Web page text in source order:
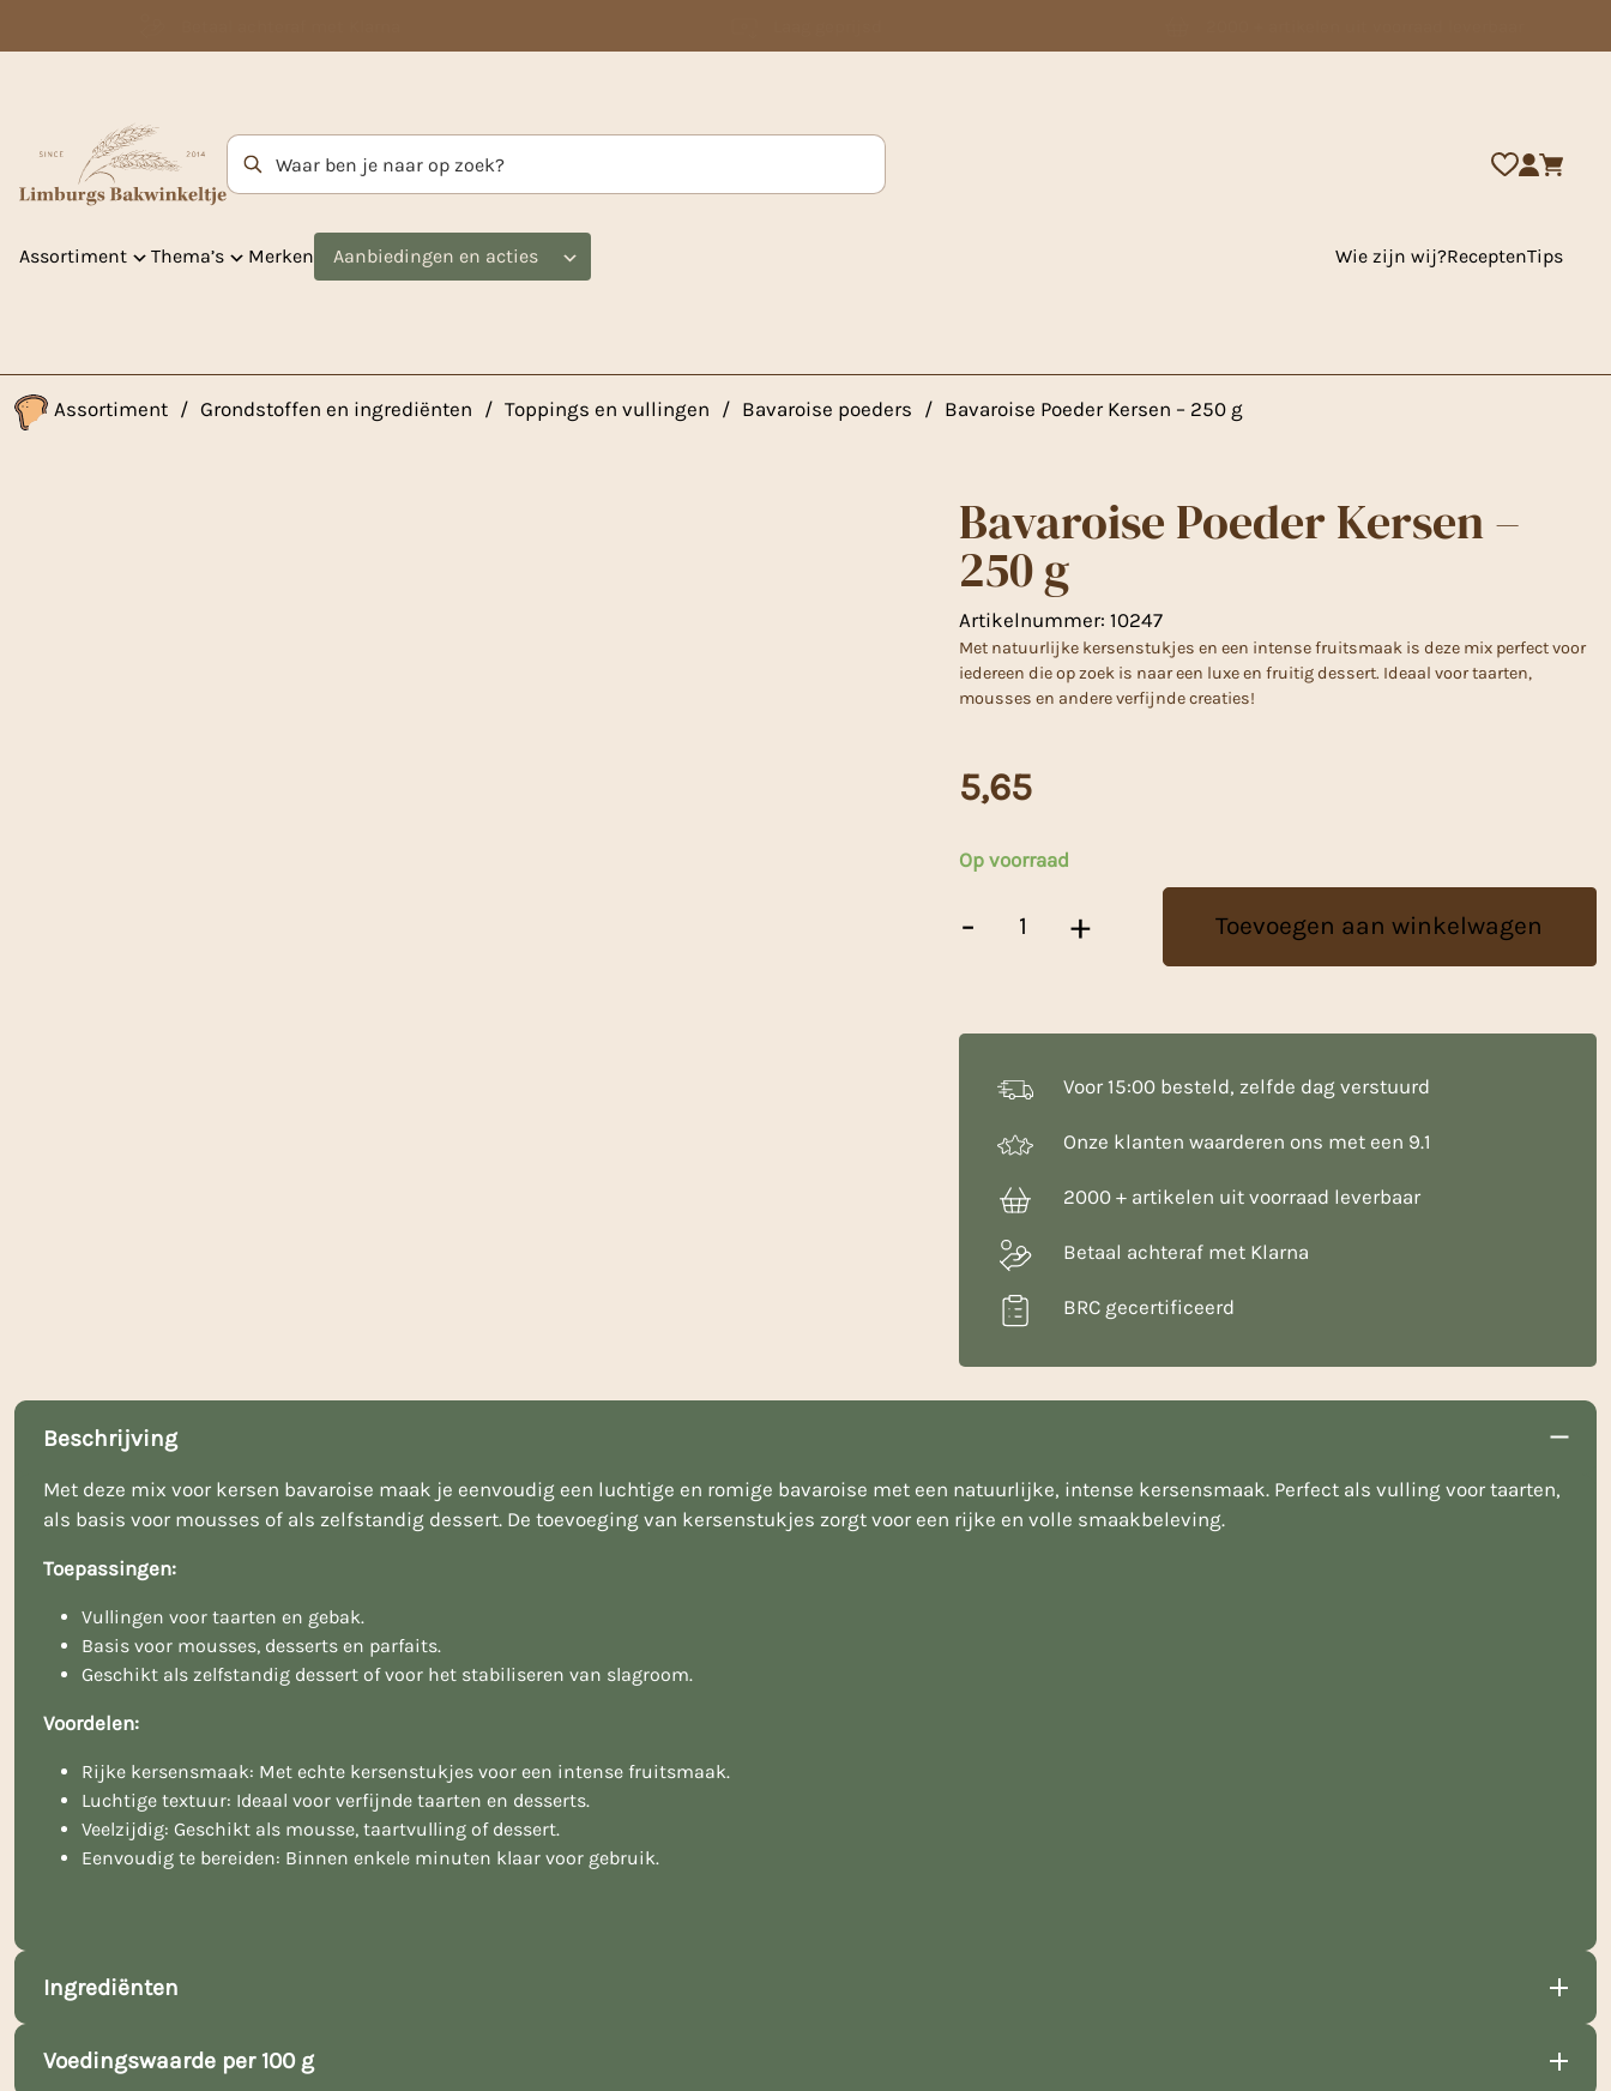
Zoekterm
Assortiment Thema’s Merken Aanbiedingen en acties Wie zijn wij?ReceptenTips
Assortiment / Grondstoffen en ingrediënten / Toppings en vullingen / Bavaroise poeders / Bavaroise Poeder Kersen – 250 g
Bavaroise Poeder Kersen –
250 g
Artikelnummer: 10247
Met natuurlijke kersenstukjes en een intense fruitsmaak is deze mix perfect voor
iedereen die op zoek is naar een luxe en fruitig dessert. Ideaal voor taarten,
mousses en andere verfijnde creaties!
5,65
Op voorraad
-
Poeder
+ Toevoegen aan winkelwagen
Voor 15:00 besteld, zelfde dag verstuurd
Onze klanten waarderen ons met een 9.1
2000 + artikelen uit voorraad leverbaar
Betaal achteraf met Klarna
BRC gecertificeerd
Beschrijving
Met deze mix voor kersen bavaroise maak je eenvoudig een luchtige en romige bavaroise met een natuurlijke, intense kersensmaak. Perfect als vulling voor taarten,
als basis voor mousses of als zelfstandig dessert. De toevoeging van kersenstukjes zorgt voor een rijke en volle smaakbeleving.
Toepassingen:
Vullingen voor taarten en gebak.
Basis voor mousses, desserts en parfaits.
Geschikt als zelfstandig dessert of voor het stabiliseren van slagroom.
Voordelen:
Rijke kersensmaak: Met echte kersenstukjes voor een intense fruitsmaak.
Luchtige textuur: Ideaal voor verfijnde taarten en desserts.
Veelzijdig: Geschikt als mousse, taartvulling of dessert.
Eenvoudig te bereiden: Binnen enkele minuten klaar voor gebruik.
Ingrediënten
Voedingswaarde per 100 g